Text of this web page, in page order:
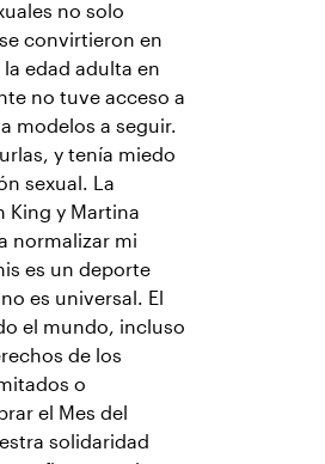
no solo
convirtieron en
edad adulta en
no tuve acceso a
modelos a seguir.
y tenía miedo
sexual. La
King y Martina
normalizar mi
es un deporte
es universal. El
el mundo, incluso
de los
o
el Mes del
solidaridad